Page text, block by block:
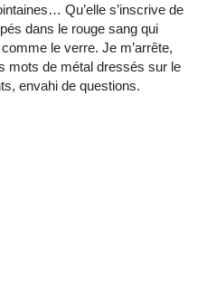
Qu’elle s’inscrive de
dans le rouge sang qui
le verre. Je m’arrête,
mots de métal dressés sur le
envahi de questions.